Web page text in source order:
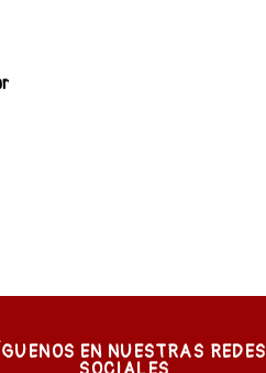
EN NUESTRAS REDES